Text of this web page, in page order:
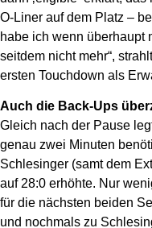
O-Liner auf dem Platz –
habe ich wenn überhaupt
seitdem nicht mehr“,
ersten Touchdown als
Auch die Back-Ups
Gleich nach der Pause
genau zwei Minuten
Schlesinger (samt dem
auf 28:0 erhöhte. Nur
für die nächsten beiden
und nochmals zu